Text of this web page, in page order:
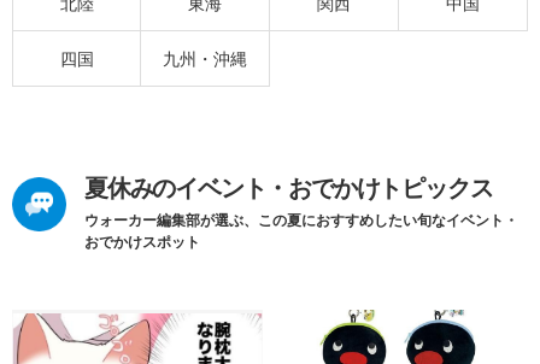
四国 九州・沖縄
夏休みのイベント・おでかけトピックス
ウォーカー編集部が選ぶ、この夏におすすめしたい旬なイベント・
おでかけスポット